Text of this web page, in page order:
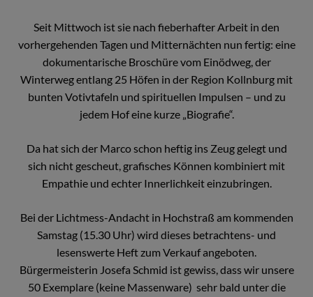
Seit Mittwoch ist sie nach fieberhafter Arbeit in den
vorhergehenden Tagen und Mitternächten nun fertig: eine
dokumentarische Broschüre vom Einödweg, der
Winterweg entlang 25 Höfen in der Region Kollnburg mit
bunten Votivtafeln und spirituellen Impulsen – und zu
jedem Hof eine kurze „Biografie“.
Da hat sich der Marco schon heftig ins Zeug gelegt und
sich nicht gescheut, grafisches Können kombiniert mit
Empathie und echter Innerlichkeit einzubringen.
Bei der Lichtmess-Andacht in Hochstraß am kommenden
Samstag (15.30 Uhr) wird dieses betrachtens- und
lesenswerte Heft zum Verkauf angeboten.
Bürgermeisterin Josefa Schmid ist gewiss, dass wir unsere
50 Exemplare (keine Massenware) sehr bald unter die